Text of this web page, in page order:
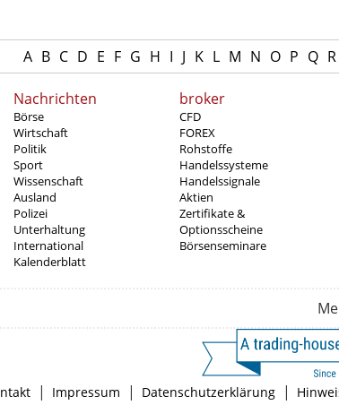
A B C D E F G H I J K L M N O P Q R
Nachrichten
Börse
Wirtschaft
Politik
Sport
Wissenschaft
Ausland
Polizei
Unterhaltung
International
Kalenderblatt
broker
CFD
FOREX
Rohstoffe
Handelssysteme
Handelssignale
Aktien
Zertifikate &
Optionsscheine
Börsenseminare
| Impressum | Datenschutzerklärung |